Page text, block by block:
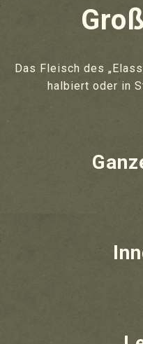
Das Fleisch des
halbiert oder in